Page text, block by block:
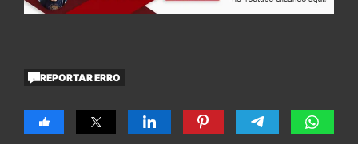
REPORTAR ERRO